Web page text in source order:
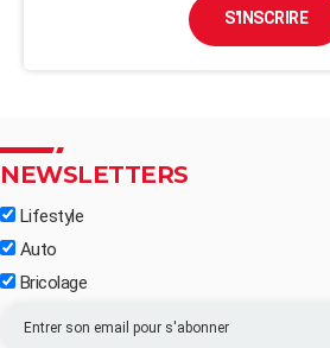
S'INSCRIRE
NEWSLETTERS
Lifestyle
Auto
Bricolage